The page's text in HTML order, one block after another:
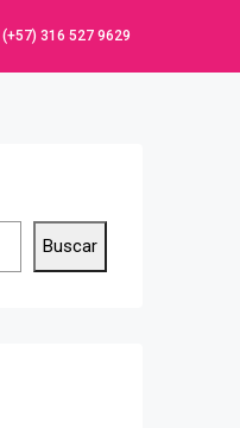
(+57) 316 527 9629
Buscar